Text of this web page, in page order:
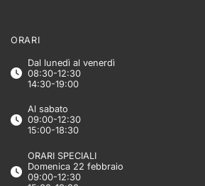
ORARI
Dal lunedì al venerdì
08:30-12:30
14:30-19:00
Al sabato
09:00-12:30
15:00-18:30
ORARI SPECIALI
Domenica 22 febbraio
09:00-12:30